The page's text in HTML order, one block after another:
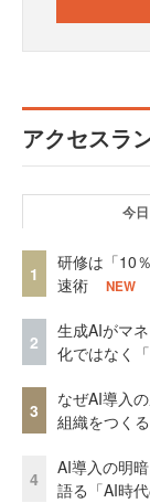
アクセスラ
今日
1
研修は「10
速術
NEW
2
生成AIがマ
化ではなく
3
なぜAI導入
組織をつく
4
AI導入の明
語る「AI時